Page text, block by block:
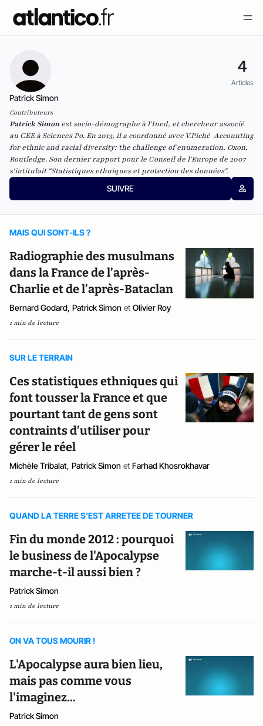
4
Articles
Patrick Simon
Contributeurs
Patrick Simon est socio-démographe à l'Ined, et chercheur associé
au CEE à Sciences Po. En 2013, il a coordonné avec V.Piché Accounting
for ethnic and racial diversity: the challenge of enumeration, Oxon,
Routledge. Son dernier rapport pour le Conseil de l'Europe de 2007
s'intitulait "Statistiques ethniques et protection des données".
SUIVRE
MAIS QUI SONT-ILS ?
Radiographie des musulmans
dans la France de l’après-
Charlie et de l’après-Bataclan
Bernard Godard, Patrick Simon et Olivier Roy
1 min de lecture
SUR LE TERRAIN
Ces statistiques ethniques qui
font tousser la France et que
pourtant tant de gens sont
contraints d’utiliser pour
gérer le réel
Michèle Tribalat, Patrick Simon et Farhad Khosrokhavar
1 min de lecture
QUAND LA TERRE S'EST ARRETEE DE TOURNER
Fin du monde 2012 : pourquoi
le business de l'Apocalypse
marche-t-il aussi bien ?
Patrick Simon
1 min de lecture
ON VA TOUS MOURIR !
L'Apocalypse aura bien lieu,
mais pas comme vous
l'imaginez...
Patrick Simon